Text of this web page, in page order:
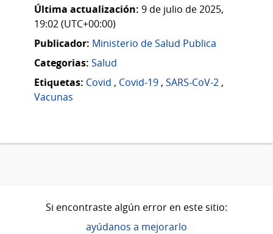
Última actualización: 9 de julio de 2025,
19:02 (UTC+00:00)
Publicador: Ministerio de Salud Publica
Categorias: Salud
Etiquetas: Covid , Covid-19 , SARS-CoV-2 ,
Vacunas
Si encontraste algún error en este sitio:
ayúdanos a mejorarlo